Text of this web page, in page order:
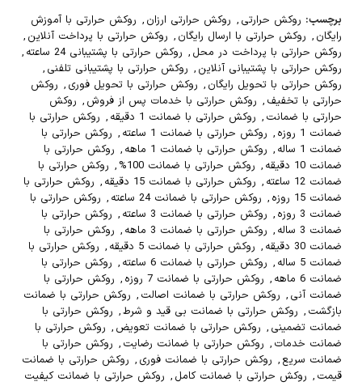
برچسب: روکش حرارتی , روکش حرارتی ارزان , روکش حرارتی با آموزش
رایگان , روکش حرارتی با ارسال رایگان , روکش حرارتی با پرداخت آنلاین ,
روکش حرارتی با پرداخت در محل , روکش حرارتی با پشتیبانی 24 ساعته
,
روکش حرارتی با پشتیبانی آنلاین , روکش حرارتی با پشتیبانی تلفنی ,
روکش حرارتی با تحویل رایگان , روکش حرارتی با تحویل فوری , روکش
حرارتی با تخفیف , روکش حرارتی با خدمات پس از فروش , روکش
حرارتی با ضمانت , روکش حرارتی با ضمانت 1 دقیقه , روکش حرارتی با
ضمانت 1 روزه
, روکش حرارتی با ضمانت 1 ساعته , روکش حرارتی با
ضمانت 1 ساله
, روکش حرارتی با ضمانت 1 ماهه , روکش حرارتی با
ضمانت 10 دقیقه
, روکش حرارتی با ضمانت 100% , روکش حرارتی با
ضمانت 12 ساعته
, روکش حرارتی با ضمانت 15 دقیقه , روکش حرارتی با
ضمانت 15 روزه
, روکش حرارتی با ضمانت 24 ساعته , روکش حرارتی با
ضمانت 3 روزه
, روکش حرارتی با ضمانت 3 ساعته , روکش حرارتی با
ضمانت 3 ساله
, روکش حرارتی با ضمانت 3 ماهه , روکش حرارتی با
ضمانت 30 دقیقه
, روکش حرارتی با ضمانت 5 دقیقه , روکش حرارتی با
ضمانت 5 ساله
, روکش حرارتی با ضمانت 6 ساعته , روکش حرارتی با
ضمانت 6 ماهه
, روکش حرارتی با ضمانت 7 روزه , روکش حرارتی با
ضمانت آنی , روکش حرارتی با ضمانت اصالت , روکش حرارتی با ضمانت
بازگشت , روکش حرارتی با ضمانت بی قید و شرط, روکش حرارتی با
ضمانت تضمینی , روکش حرارتی با ضمانت تعویض , روکش حرارتی با
ضمانت خدمات , روکش حرارتی با ضمانت رضایت , روکش حرارتی با
ضمانت سریع , روکش حرارتی با ضمانت فوری , روکش حرارتی با ضمانت
قیمت , روکش حرارتی با ضمانت کامل , روکش حرارتی با ضمانت کیفیت